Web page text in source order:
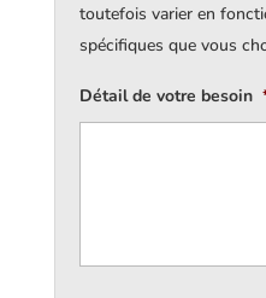
toutefois varier en
spécifiques que vous
Détail de votre besoin